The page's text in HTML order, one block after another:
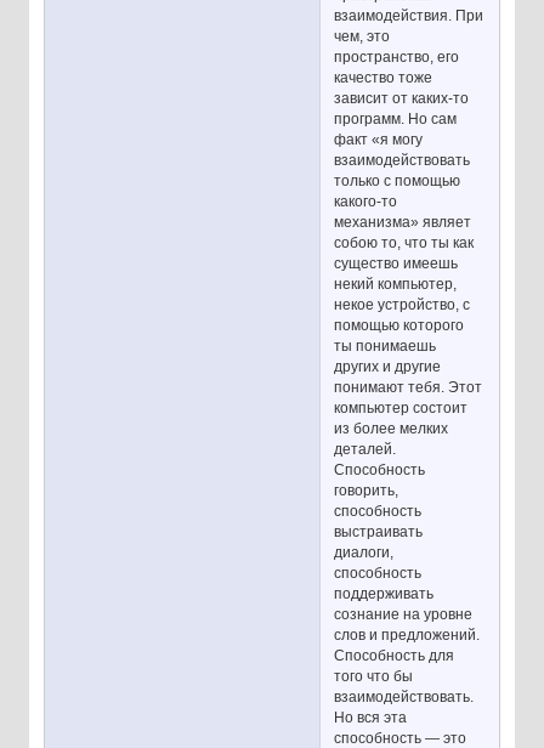
взаимодействия. При
чем, это
пространство, его
качество тоже
зависит от каких-то
программ. Но сам
факт «я могу
взаимодействовать
только с помощью
какого-то
механизма» являет
собою то, что ты как
существо имеешь
некий компьютер,
некое устройство, с
помощью которого
ты понимаешь
других и другие
понимают тебя. Этот
компьютер состоит
из более мелких
деталей.
Способность
говорить,
способность
выстраивать
диалоги,
способность
поддерживать
сознание на уровне
слов и предложений.
Способность для
того что бы
взаимодействовать.
Но вся эта
способность — это